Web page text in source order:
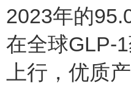
2023年的
在全球GLP-
上行，优质